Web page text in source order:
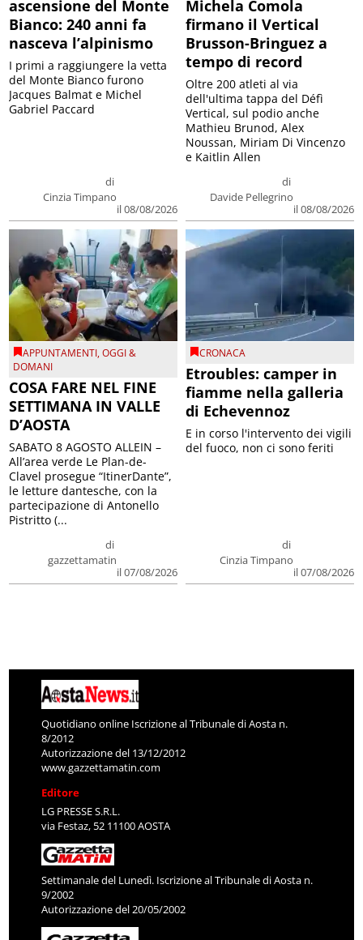
ascensione del Monte
Bianco: 240 anni fa
nasceva l’alpinismo
di
Cinzia Timpano
il 08/08/2026
I primi a raggiungere la vetta
del Monte Bianco furono
Jacques Balmat e Michel
Gabriel Paccard
Michela Comola
firmano il Vertical
Brusson-Bringuez a
tempo di record
di
Davide Pellegrino
il 08/08/2026
Oltre 200 atleti al via
dell'ultima tappa del Défì
Vertical, sul podio anche
Mathieu Brunod, Alex
Noussan, Miriam Di Vincenzo
e Kaitlin Allen
APPUNTAMENTI,OGGI &
DOMANI
COSA FARE NEL FINE
SETTIMANA IN VALLE
D’AOSTA
di
gazzettamatin
il 07/08/2026
SABATO 8 AGOSTO ALLEIN –
All’area verde Le Plan-de-
Clavel prosegue “ItinerDante”,
le letture dantesche, con la
partecipazione di Antonello
Pistritto (...
CRONACA
Etroubles: camper in
fiamme nella galleria
di Echevennoz
di
Cinzia Timpano
il 07/08/2026
E in corso l'intervento dei vigili
del fuoco, non ci sono feriti
Quotidiano online Iscrizione al Tribunale di Aosta n.
8/2012
Autorizzazione del 13/12/2012
www.gazzettamatin.com
Editore
LG PRESSE S.R.L.
via Festaz, 52 11100 AOSTA
Settimanale del Lunedì. Iscrizione al Tribunale di Aosta n.
9/2002
Autorizzazione del 20/05/2002